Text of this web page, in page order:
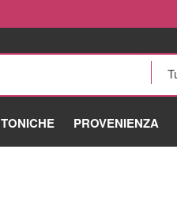
TONICHE PROVENIENZA